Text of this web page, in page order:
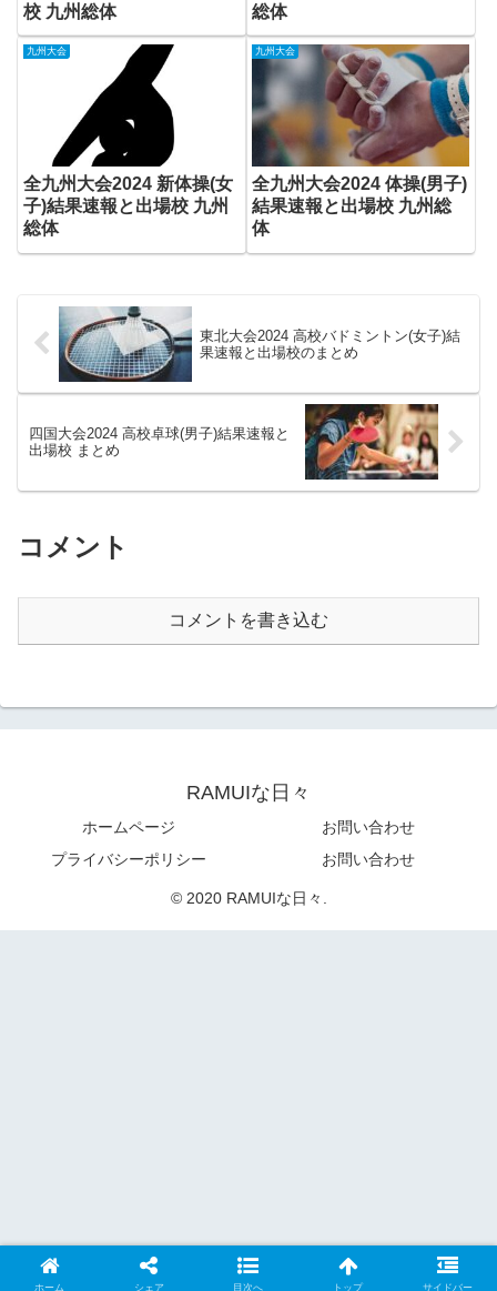
校 九州総体
総体
九州大会
全九州大会2024 新体操(女
子)結果速報と出場校 九州
総体
九州大会
全九州大会2024 体操(男子)
結果速報と出場校 九州総
体
東北大会2024 高校バドミントン(女子)結
果速報と出場校のまとめ
四国大会2024 高校卓球(男子)結果速報と
出場校 まとめ
コメント
コメントを書き込む
RAMUIな日々
ホームページ
お問い合わせ
プライバシーポリシー
お問い合わせ
© 2020 RAMUIな日々.
ホーム シェア 目次へ トップ サイドバー